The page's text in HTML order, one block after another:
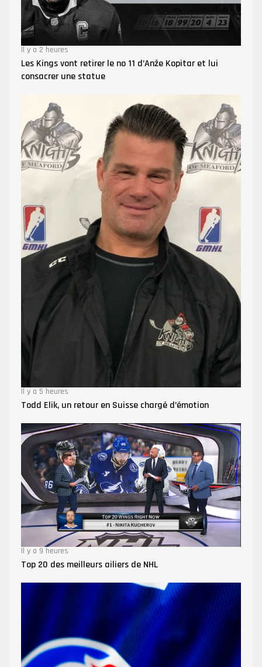
Il y a 2 heures
Les Kings vont retirer le no 11 d’Anže Kopitar et lui
consacrer une statue
Il y a 5 heures
Todd Elik, un retour en Suisse chargé d’émotion
Il y a 9 heures
Top 20 des meilleurs ailiers de NHL